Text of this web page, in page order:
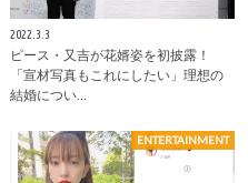
2022.3.3
ピース・又吉が花婿姿を初披露！
「宣材写真もこれにしたい」理想の
結婚につい…
ENTERTAINMENT